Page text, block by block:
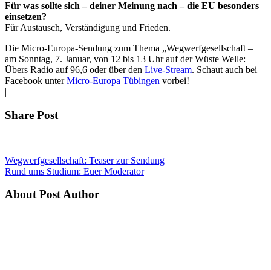
Für was sollte sich – deiner Meinung nach – die EU besonders
einsetzen?
Für Austausch, Verständigung und Frieden.
Die Micro-Europa-Sendung zum Thema „Wegwerfgesellschaft –
am Sonntag, 7. Januar, von 12 bis 13 Uhr auf der Wüste Welle:
Übers Radio auf 96,6 oder über den Live-Stream. Schaut auch bei
Facebook unterMicro-Europa Tübingen vorbei!
|
Share Post
Wegwerfgesellschaft: Teaser zur Sendung
Rund ums Studium: Euer Moderator
About Post Author